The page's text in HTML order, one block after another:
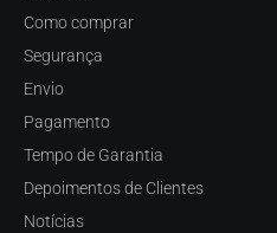
Como comprar
Segurança
Envio
Pagamento
Tempo de Garantia
Depoimentos de Clientes
Notícias